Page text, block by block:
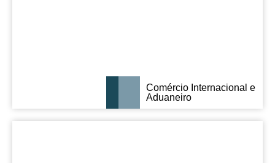
Comércio Internacional e
Aduaneiro